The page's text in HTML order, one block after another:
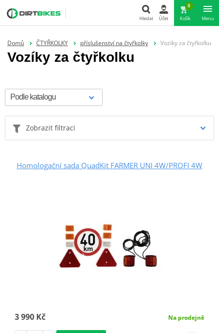
Hledat
Hledat Účet
0
Košík Menu
Domů ČTYŘKOLKY příslušenství na čtyřkolky Vozíky za čtyřkolku
Vozíky za čtyřkolku
Zobrazit filtraci
Homologační sada QuadKit FARMER UNI 4W/PROFI 4W
3 990 Kč Na prodejně